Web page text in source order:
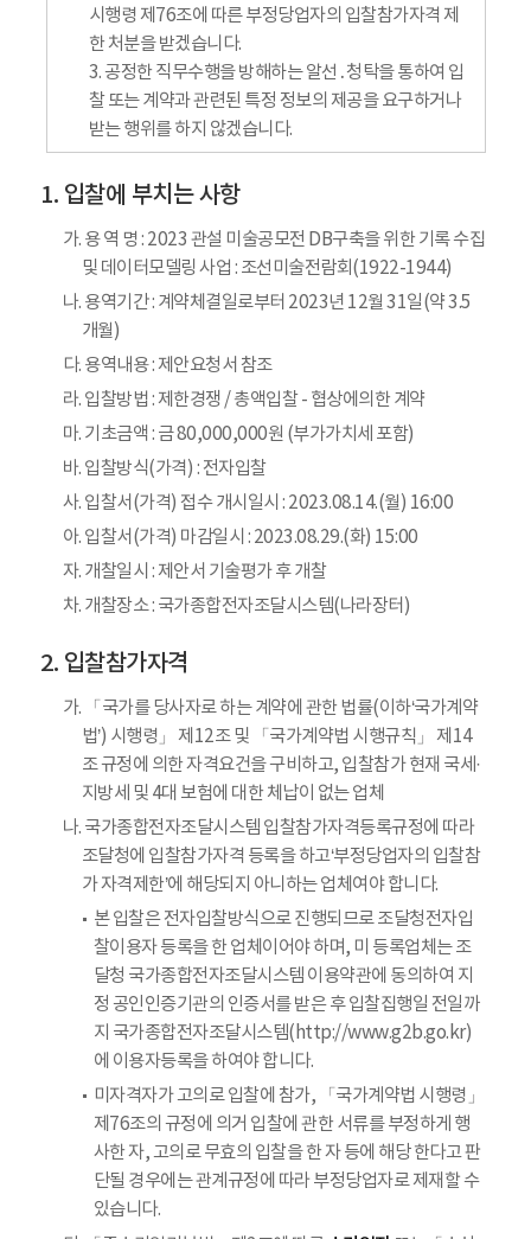
시행령 제76조에 따른 부정당업자의 입찰참가자격 제
한 처분을 받겠습니다.
3. 공정한 직무수행을 방해하는 알선․청탁을 통하여 입
찰 또는 계약과 관련된 특정 정보의 제공을 요구하거나
받는 행위를 하지 않겠습니다.
입찰에 부치는 사항
가. 용 역 명 : 2023 관설 미술공모전 DB구축을 위한 기록 수집
및 데이터모델링 사업 : 조선미술전람회(1922-1944)
나. 용역기간 : 계약체결일로부터 2023년 12월 31일(약 3.5
개월)
다. 용역내용 : 제안요청서 참조
라. 입찰방법 : 제한경쟁 / 총액입찰 - 협상에의한 계약
마. 기초금액 : 금 80,000,000원 (부가가치세 포함)
바. 입찰방식(가격) : 전자입찰
사. 입찰서(가격) 접수 개시일시 : 2023.08.14.(월) 16:00
아. 입찰서(가격) 마감일시 : 2023.08.29.(화) 15:00
자. 개찰일시 : 제안서 기술평가 후 개찰
차. 개찰장소 : 국가종합전자조달시스템(나라장터)
입찰참가자격
가. 「국가를 당사자로 하는 계약에 관한 법률(이하‘국가계약
법’) 시행령」 제12조 및 「국가계약법 시행규칙」 제14
조 규정에 의한 자격요건을 구비하고, 입찰참가 현재 국세·
지방세 및 4대 보험에 대한 체납이 없는 업체
나. 국가종합전자조달시스템 입찰참가자격등록규정에 따라
조달청에 입찰참가자격 등록을 하고‘부정당업자의 입찰참
가 자격제한’에 해당되지 아니하는 업체여야 합니다.
본 입찰은 전자입찰방식으로 진행되므로 조달청전자입
찰이용자 등록을 한 업체이어야 하며, 미 등록업체는 조
달청 국가종합전자조달시스템 이용약관에 동의하여 지
정 공인인증기관의 인증서를 받은 후 입찰집행일 전일까
지 국가종합전자조달시스템(http://www.g2b.go.kr)
에 이용자등록을 하여야 합니다.
미자격자가 고의로 입찰에 참가, 「국가계약법 시행령」
제76조의 규정에 의거 입찰에 관한 서류를 부정하게 행
사한 자, 고의로 무효의 입찰을 한 자 등에 해당 한다고 판
단될 경우에는 관계규정에 따라 부정당업자로 제재할 수
있습니다.